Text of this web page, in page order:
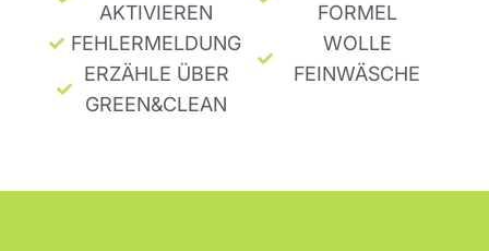
AKTIVIEREN
FEHLERMELDUNG
ERZÄHLE ÜBER
GREEN&CLEAN
FORMEL
WOLLE
FEINWÄSCHE